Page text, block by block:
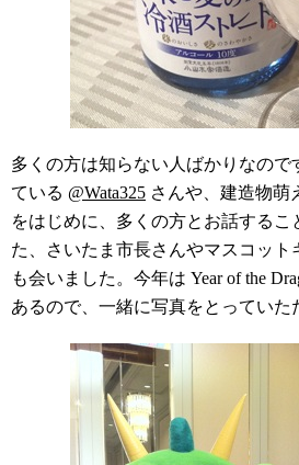
多くの方は知らない人ばかりなので
ている @Wata325 さんや、建造物萌
をはじめに、多くの方とお話するこ
た、さいたま市長さんやマスコット
も会いました。今年は Year of the
あるので、一緒に写真をとっていた